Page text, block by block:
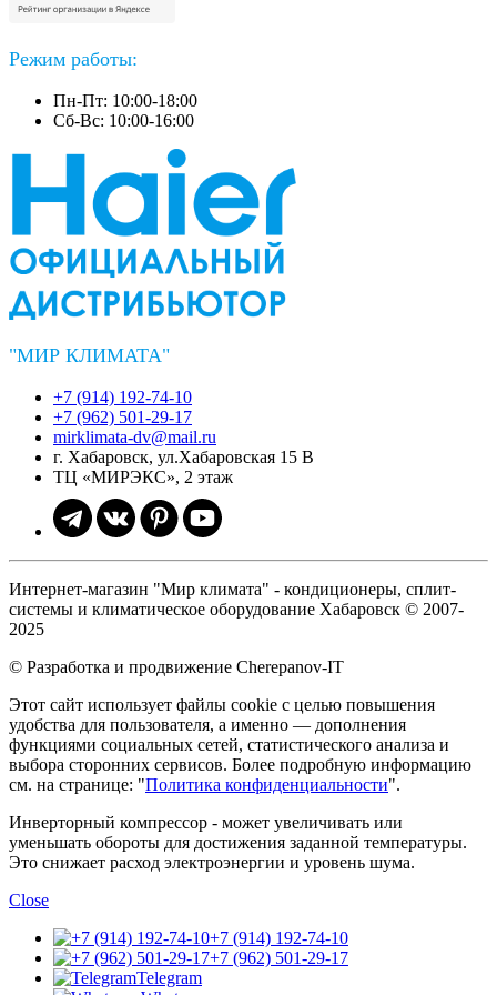
Режим работы:
Пн-Пт: 10:00-18:00
Сб-Вс: 10:00-16:00
"МИР КЛИМАТА"
+7 (914) 192-74-10
+7 (962) 501-29-17
mirklimata-dv@mail.ru
г. Хабаровск, ул.Хабаровская 15 В
ТЦ «МИРЭКС», 2 этаж
Интернет-магазин "Мир климата" - кондиционеры, сплит-
системы и климатическое оборудование Хабаровск © 2007-
2025
© Разработка и продвижение Cherepanov-IT
Этот сайт использует файлы cookie с целью повышения
удобства для пользователя, а именно — дополнения
функциями социальных сетей, статистического анализа и
выбора сторонних сервисов. Более подробную информацию
см. на странице: "Политика конфиденциальности".
Инверторный компрессор - может увеличивать или
уменьшать обороты для достижения заданной температуры.
Это снижает расход электроэнергии и уровень шума.
Close
+7 (914) 192-74-10
+7 (962) 501-29-17
Telegram